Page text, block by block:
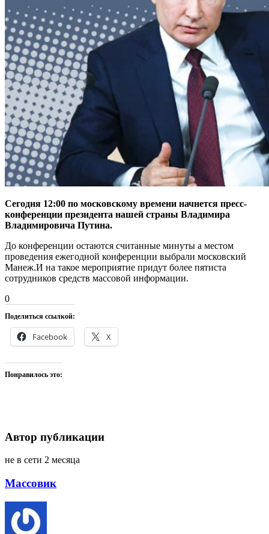
Сегодня 12:00 по московскому времени начнется пресс-
конференции президента нашей страны Владимира
Владимировича Путина.
До конференции остаются считанные минуты а местом
проведения ежегодной конференции выбрали московский
Манеж.И на такое мероприятие придут более пятиста
сотрудников средств массовой информации.
0
Поделиться ссылкой:
Facebook X
Понравилось это:
Автор публикации
не в сети 2 месяца
Массовик